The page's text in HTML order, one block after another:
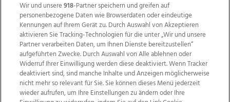
Wir und unsere918-Partner speichern und greifen auf
personenbezogene Daten wie Browserdaten oder eindeutige
Kennungen auf Ihrem Gerät zu. Durch Auswahl von Akzeptieren
aktivieren Sie Tracking-Technologien für die unter „Wir und unsere
Partner verarbeiten Daten, um Ihnen Dienste bereitzustellen“
aufgeführten Zwecke. Durch Auswahl von Alle ablehnen oder
Widerruf Ihrer Einwilligung werden diese deaktiviert. Wenn Tracker
deaktiviert sind, sind manche Inhalte und Anzeigen möglicherweise
nicht mehr so relevant für Sie. Sie können dieses Menü jederzeit
wieder aufrufen, um Ihre Einstellungen zu ändern oder Ihre